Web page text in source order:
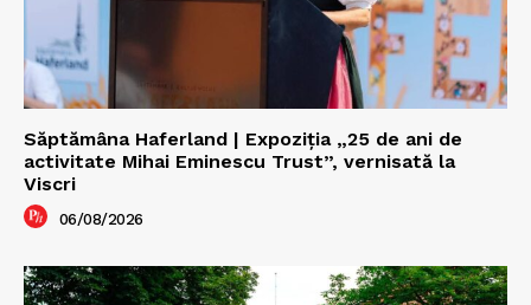
Săptămâna Haferland | Expoziţia „25 de ani de
activitate Mihai Eminescu Trust”, vernisată la
Viscri
06/08/2026